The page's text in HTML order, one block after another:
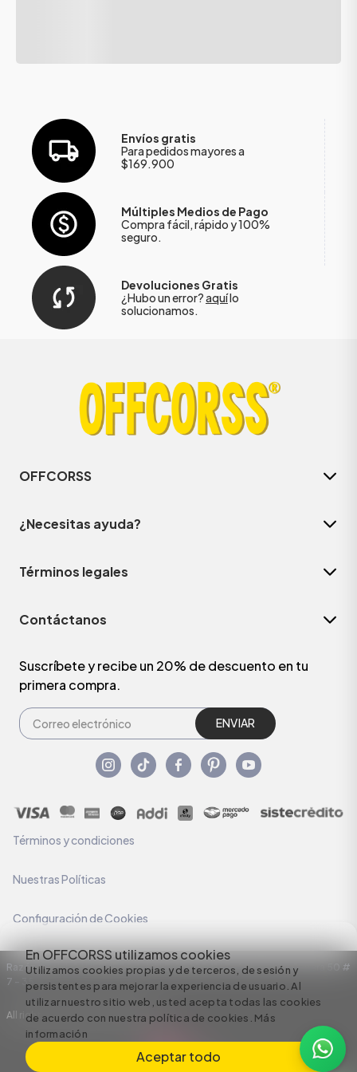
En OFFCORSS utilizamos cookies
Utilizamos cookies propias y de terceros, de sesión y
persistentes para mejorar la experiencia de usuario. Al
utilizar nuestro sitio web, usted acepta todas las cookies
de acuerdo con nuestra política de cookies. Más
información
Aceptar todo
Envíos gratis
Para pedidos mayores a
$169.900
Múltiples Medios de Pago
Compra fácil, rápido y 100%
seguro.
Devoluciones Gratis
¿Hubo un error?aquílo
solucionamos.
OFFCORSS
¿Necesitas ayuda?
Términos legales
Contáctanos
Suscríbete y recibe un 20% de descuento en tu
primera compra.
ENVIAR
Términos y condiciones
Nuestras Políticas
Configuración de Cookies
Razón Social: C.I HERMECO S.A. NIT: 890924167-6 Dirección: Carrera 50 #
7 – 35
All rights reserved empowered by